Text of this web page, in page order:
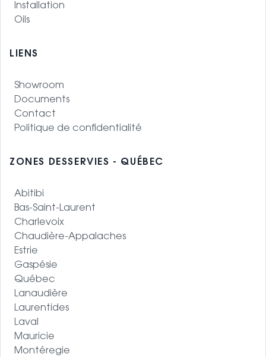
Installation
Oils
LIENS
Showroom
Documents
Contact
Politique de confidentialité
ZONES DESSERVIES - QUÉBEC
Abitibi
Bas-Saint-Laurent
Charlevoix
Chaudière-Appalaches
Estrie
Gaspésie
Québec
Lanaudière
Laurentides
Laval
Mauricie
Montéregie